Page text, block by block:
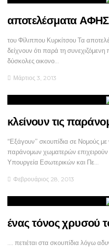
αποτελέσματα ΑΦΗΣ
του Φίλιππου Κυρκίτσου Τα
δείχνουν ότι παρά τη συνεχιζόμενη
δύσκολες οικονο…
Μάρτιος 3, 2013
κλείνουν τις
“Εξάγουν” σκουπίδια σε Νομούς με
παράνομων χωματερών
Υπουργεία Εσωτερικών και Πε…
Φεβρουάριος 28, 2013
ένας τόνος χρυσού
.... πετιέται στα σκουπίδια λόγω